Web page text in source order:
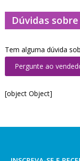
Dúvidas
Tem alguma dúvida
Pergunte ao
[object Object]